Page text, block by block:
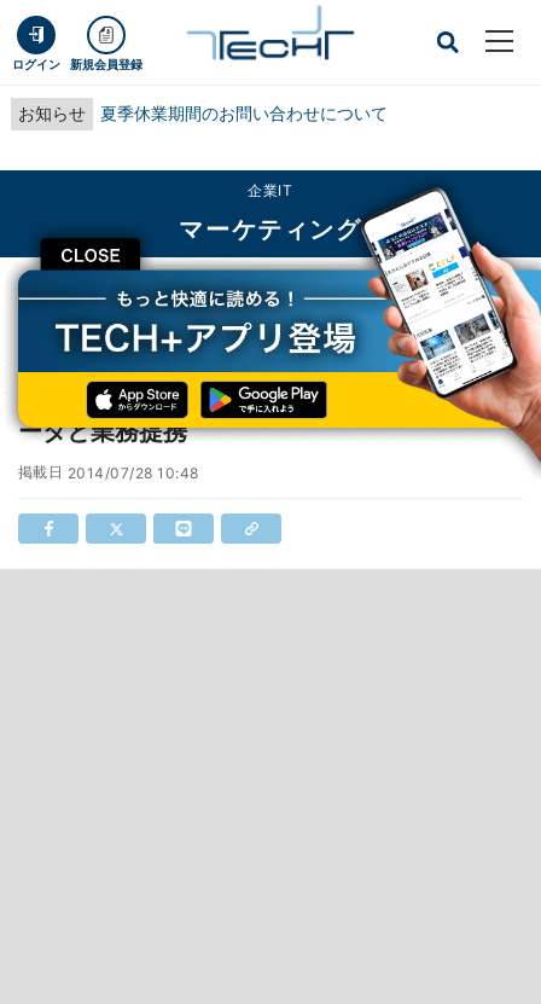
ログイン 新規会員登録
お知らせ 夏季休業期間のお問い合わせについて
CLOSE
企業IT
マーケティング
TECH+ 企業IT
マーケティング
ヤフー、クラウド型DMS提供のトレジャーデータと業務提携
ヤフー、クラウド型DMS提供のトレジャーデ
ータと業務提携
掲載日 2014/07/28 10:48